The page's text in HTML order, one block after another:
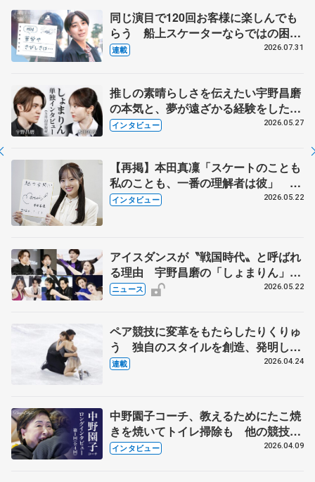
同じ演目で120回お客様に楽しんでも
らう 船上スケーターならではの困難
とは 影響あったPIW前キャプテン松
連載 2026.07.31
推しの素晴らしさを伝えたい宇野昌磨
の本気と、夢が遠ざかる経験をした本
田真凜の覚悟
インタビュー 2026.05.27
【再掲】本田真凜「スケートのことも
私のことも、一番の理解者は彼」 引
退時の単独インタビューで語った競技
インタビュー 2026.05.22
アイスダンスが〝戦国時代〟と呼ばれ
る理由 宇野昌磨の「しょまりん」ら
実力者が相次いで参戦 国内の競争激
ニュース 2026.05.22
ペア競技に変革をもたらしたりくりゅ
う 独自のスタイルを創造、発明した
【引退発表後②】
連載 2026.04.24
中野園子コーチ、教えるためにたこ焼
きを焼いてトイレ掃除も 他の競技に
も通用するという坂本花織の筋肉
インタビュー 2026.04.09